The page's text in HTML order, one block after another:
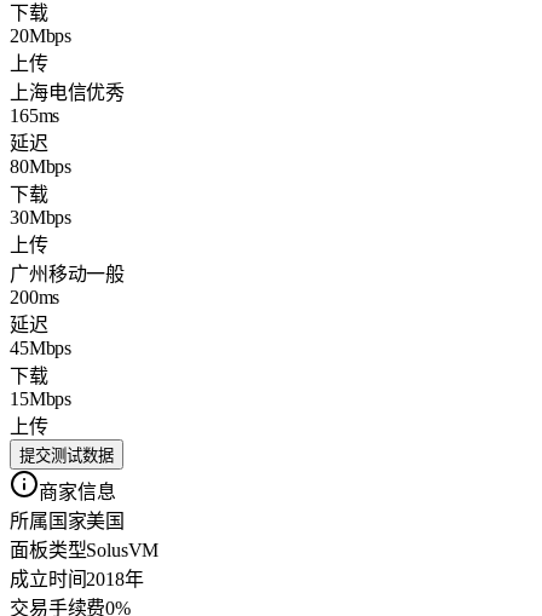
下载
20Mbps
上传
上海电信优秀
165ms
延迟
80Mbps
下载
30Mbps
上传
广州移动一般
200ms
延迟
45Mbps
下载
15Mbps
上传
提交测试数据
商家信息
所属国家美国
面板类型SolusVM
成立时间2018年
交易手续费0%